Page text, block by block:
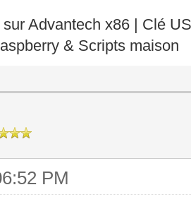
Advantech x86 | Clé
& Scripts maison
PM